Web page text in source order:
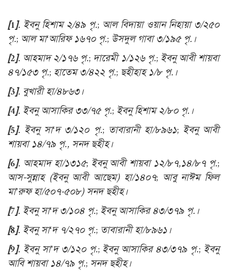
[1]. ইবনু হিশাম ২/৪৯ পৃ.; আল বিদায়া ওয়ান নিহায়া ৩/২৫০
পৃ.; আল মা‘আরিফ ১৬৭০ পৃ.; উসদুল গাবা ৩/১৯৫ পৃ.।
[2]. আহমাদ ২/১৭৬ পৃ.; দারেমী ১/১২৬ পৃ.; ইবনু আবী শায়বা
৪৭/১৫৩ পৃ.; হাতেম ৩/৪২২ পৃ.; ছহীহাহ ১/৮ পৃ.।
[3]. বুখারী হা/৪৮৬৩।
[4]. ইবনু আসাকির ৩৩/৭৫ পৃ.; ইবনু হিশাম ২/৮০ পৃ.।
[5]. ইবনু সা‘দ ৩/১২০ পৃ.; তাবারানী হা/৮৯৬১; ইবনু আবী
শায়বা ১৪/৭৯ পৃ., সনদ ছহীহ।
[6]. আহমাদ হা/১৩১৫; ইবনু আবী শায়বা ১২/৮৭,১৪/৮৭ পৃ.;
আস-সুন্নাহ (ইবনু আবী আছেম) হা/১৪০৭; আবু নাঈম ফিল
মা’রুফ হা/৫০৭-৫০৮) সনদ ছহীহ।
[7]. ইবনু সা‘দ ৩/১০৪ পৃ.; ইবনু আসাকির ৪৩/৩৭৯ পৃ.।
[8]. ইবনু সা‘দ ৭/২৭০ পৃ.; তাবারানী হা/৮৯৬১।
[9]. ইবনু সা’দ ৩/১২০ পৃ.; ইবনু আসাকির ৪৩/৩৭৯ পৃ.; ইবনু
আবি শায়বা ১৪/৭৯ পৃ.; সনদ ছহীহ।